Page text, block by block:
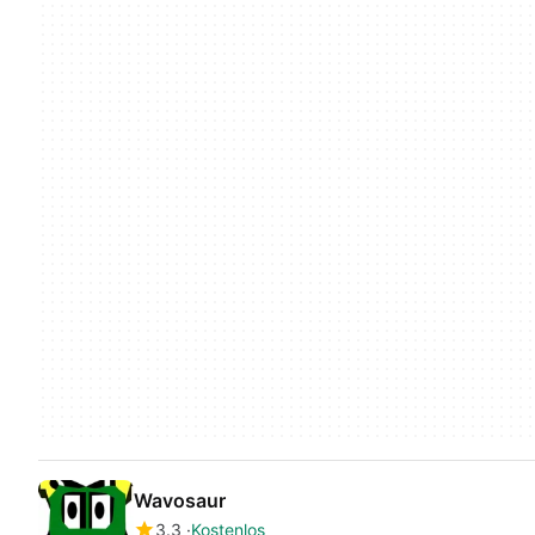
Wavosaur
3.3 Kostenlos